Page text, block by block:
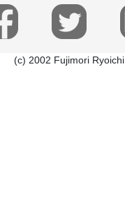
(c) 2002 Fujimori Ryoichi